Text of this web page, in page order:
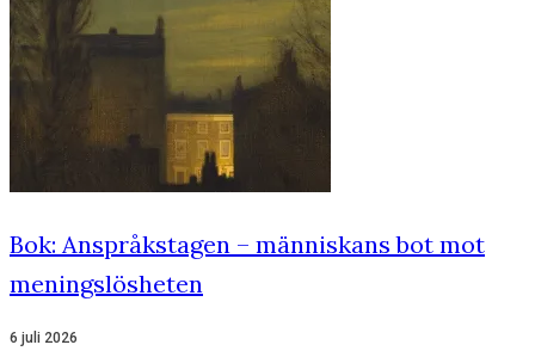
Bok: Anspråkstagen – människans bot mot
meningslösheten
6 juli 2026